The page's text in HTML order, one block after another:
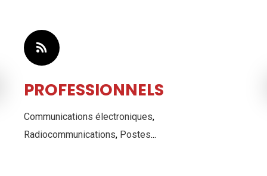
CONSOMMATEURS
Résomètre,Plaintes,Sondages
publiques, ...